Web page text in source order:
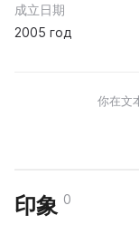
成立日期
2005 год
你在文
印象 0